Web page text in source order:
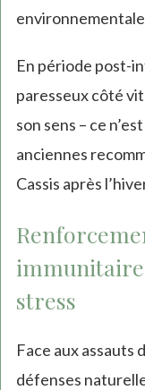
En période post-
paresseux côté
son sens – ce
anciennes
Cassis après
immunitaire
stress
Face aux assauts
défenses